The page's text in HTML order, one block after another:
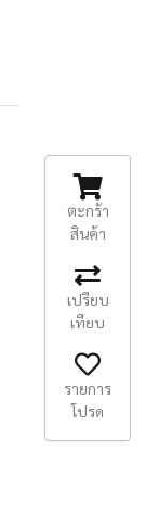
ตะกร้า
สินค้า
เปรียบ
เทียบ
รายการ
โปรด